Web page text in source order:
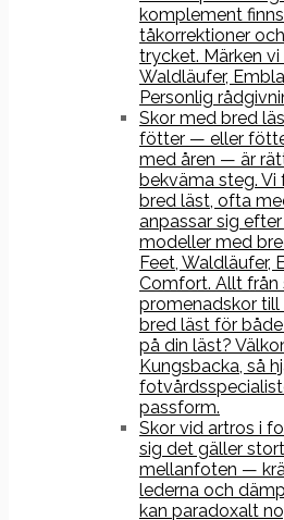
komplement
tåkorrektioner
trycket. Märken
Waldläufer,
Personlig
Skor med bred
fötter — eller
med åren — är
bekväma steg. Vi
bred läst, ofta
anpassar sig
modeller med
Feet, Waldläufer,
Comfort. Allt från
promenadskor
bred läst för
på din läst?
Kungsbacka, så
passform.
Skor vid artros i
sig det gäller
mellanfoten —
lederna och
kan paradoxalt